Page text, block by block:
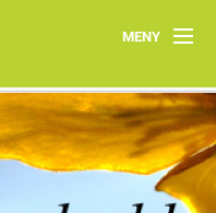
MENY
Hem
Vad vi gör
Vad du kan göra